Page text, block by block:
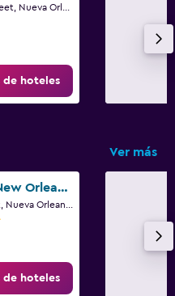
de hoteles
Ver más
Wyndham New Orleans - French Quarter
de hoteles